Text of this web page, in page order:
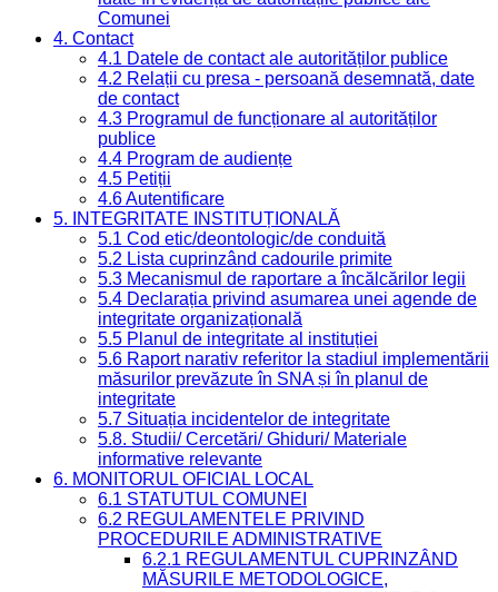
Comunei
4. Contact
4.1 Datele de contact ale autorităților publice
4.2 Relații cu presa - persoană desemnată, date
de contact
4.3 Programul de funcționare al autorităților
publice
4.4 Program de audiențe
4.5 Petiții
4.6 Autentificare
5. INTEGRITATE INSTITUȚIONALĂ
5.1 Cod etic/deontologic/de conduită
5.2 Lista cuprinzând cadourile primite
5.3 Mecanismul de raportare a încălcărilor legii
5.4 Declarația privind asumarea unei agende de
integritate organizațională
5.5 Planul de integritate al instituției
5.6 Raport narativ referitor la stadiul implementării
măsurilor prevăzute în SNA și în planul de
integritate
5.7 Situația incidentelor de integritate
5.8. Studii/ Cercetări/ Ghiduri/ Materiale
informative relevante
6. MONITORUL OFICIAL LOCAL
6.1 STATUTUL COMUNEI
6.2 REGULAMENTELE PRIVIND
PROCEDURILE ADMINISTRATIVE
6.2.1 REGULAMENTUL CUPRINZÂND
MĂSURILE METODOLOGICE,